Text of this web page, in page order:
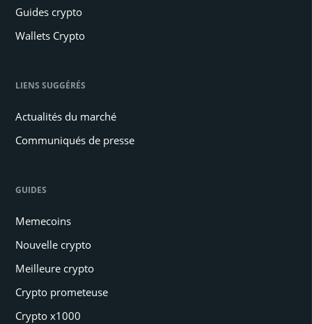
Guides crypto
Wallets Crypto
LIENS SUGGÉRÉS
Actualités du marché
Communiqués de presse
GUIDES
Memecoins
Nouvelle crypto
Meilleure crypto
Crypto prometeuse
Crypto x1000